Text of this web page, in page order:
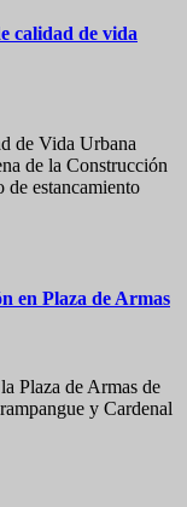
calidad de vida
de Vida Urbana
de la Construcción
estancamiento
en Plaza de Armas
Plaza de Armas de
y Cardenal